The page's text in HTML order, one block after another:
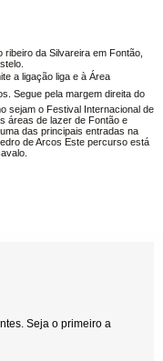
da Silvareira em Fontão,
a ligação liga e à Área
Segue pela margem direita do
sejam o Festival Internacional de
áreas de lazer de Fontão e
das principais entradas na
de Arcos Este percurso está
Seja o primeiro a